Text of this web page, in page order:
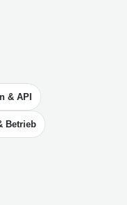
& API
Betrieb